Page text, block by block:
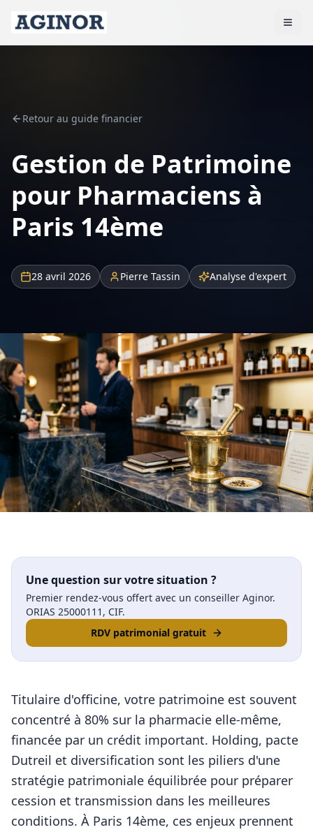
Retour au guide financier
Gestion de Patrimoine
pour Pharmaciens à
Paris 14ème
28 avril 2026 Pierre Tassin Analyse d'expert
Une question sur votre situation ?
Premier rendez-vous offert avec un conseiller Aginor.
ORIAS 25000111, CIF.
RDV patrimonial gratuit
Titulaire d'officine, votre patrimoine est souvent
concentré à 80% sur la pharmacie elle-même,
financée par un crédit important. Holding, pacte
Dutreil et diversification sont les piliers d'une
stratégie patrimoniale équilibrée pour préparer
cession et transmission dans les meilleures
conditions. À Paris 14ème, ces enjeux prennent